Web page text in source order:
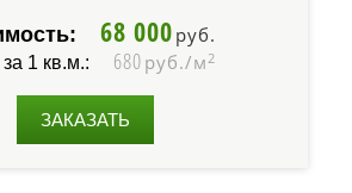
68 000 руб.
1 кв.м.: 680 руб./м 2
ЗАКАЗАТЬ